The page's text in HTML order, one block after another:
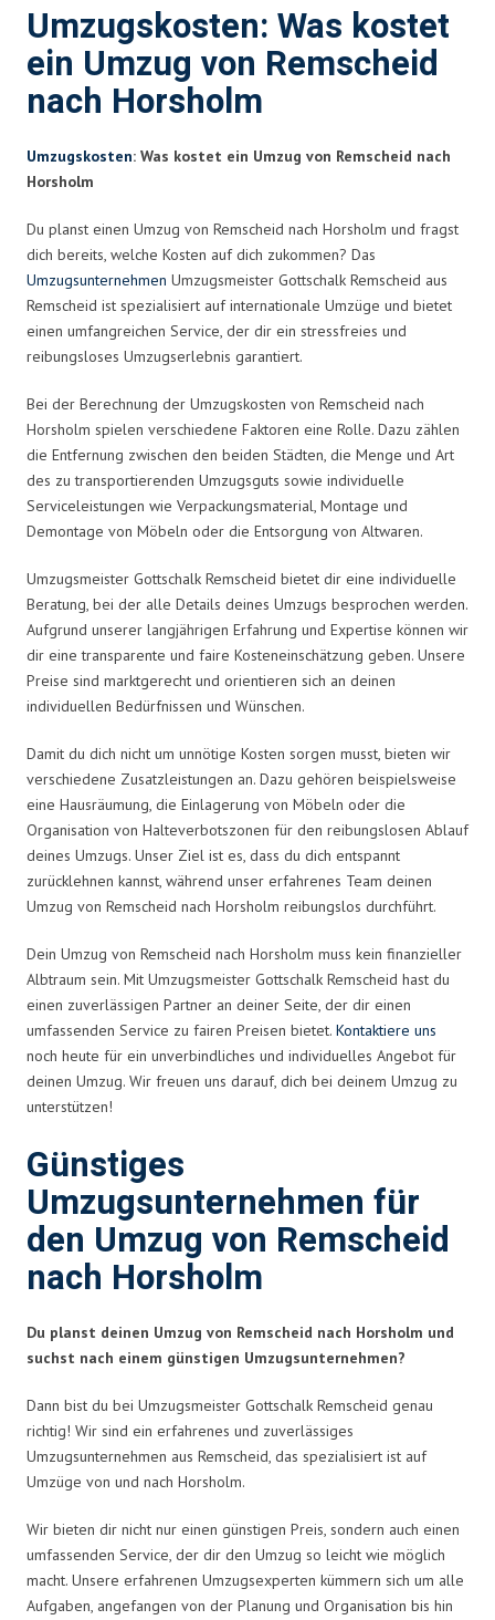
Umzugskosten: Was kostet
ein Umzug von Remscheid
nach Horsholm
Umzugskosten: Was kostet ein Umzug von Remscheid nach
Horsholm
Du planst einen Umzug von Remscheid nach Horsholm und fragst
dich bereits, welche Kosten auf dich zukommen? Das
Umzugsunternehmen Umzugsmeister Gottschalk Remscheid aus
Remscheid ist spezialisiert auf internationale Umzüge und bietet
einen umfangreichen Service, der dir ein stressfreies und
reibungsloses Umzugserlebnis garantiert.
Bei der Berechnung der Umzugskosten von Remscheid nach
Horsholm spielen verschiedene Faktoren eine Rolle. Dazu zählen
die Entfernung zwischen den beiden Städten, die Menge und Art
des zu transportierenden Umzugsguts sowie individuelle
Serviceleistungen wie Verpackungsmaterial, Montage und
Demontage von Möbeln oder die Entsorgung von Altwaren.
Umzugsmeister Gottschalk Remscheid bietet dir eine individuelle
Beratung, bei der alle Details deines Umzugs besprochen werden.
Aufgrund unserer langjährigen Erfahrung und Expertise können wir
dir eine transparente und faire Kosteneinschätzung geben. Unsere
Preise sind marktgerecht und orientieren sich an deinen
individuellen Bedürfnissen und Wünschen.
Damit du dich nicht um unnötige Kosten sorgen musst, bieten wir
verschiedene Zusatzleistungen an. Dazu gehören beispielsweise
eine Hausräumung, die Einlagerung von Möbeln oder die
Organisation von Halteverbotszonen für den reibungslosen Ablauf
deines Umzugs. Unser Ziel ist es, dass du dich entspannt
zurücklehnen kannst, während unser erfahrenes Team deinen
Umzug von Remscheid nach Horsholm reibungslos durchführt.
Dein Umzug von Remscheid nach Horsholm muss kein finanzieller
Albtraum sein. Mit Umzugsmeister Gottschalk Remscheid hast du
einen zuverlässigen Partner an deiner Seite, der dir einen
umfassenden Service zu fairen Preisen bietet. Kontaktiere uns
noch heute für ein unverbindliches und individuelles Angebot für
deinen Umzug. Wir freuen uns darauf, dich bei deinem Umzug zu
unterstützen!
Günstiges
Umzugsunternehmen für
den Umzug von Remscheid
nach Horsholm
Du planst deinen Umzug von Remscheid nach Horsholm und
suchst nach einem günstigen Umzugsunternehmen?
Dann bist du bei Umzugsmeister Gottschalk Remscheid genau
richtig! Wir sind ein erfahrenes und zuverlässiges
Umzugsunternehmen aus Remscheid, das spezialisiert ist auf
Umzüge von und nach Horsholm.
Wir bieten dir nicht nur einen günstigen Preis, sondern auch einen
umfassenden Service, der dir den Umzug so leicht wie möglich
macht. Unsere erfahrenen Umzugsexperten kümmern sich um alle
Aufgaben, angefangen von der Planung und Organisation bis hin